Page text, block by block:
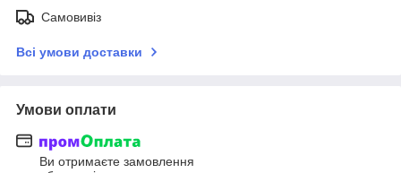
Самовивіз
Всі умови доставки
Умови оплати
Ви отримаєте замовлення